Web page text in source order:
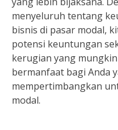
menyeluruh tentang
bisnis di pasar modal,
potensi keuntungan
kerugian yang
bermanfaat bagi Anda
mempertimbangkan
modal.